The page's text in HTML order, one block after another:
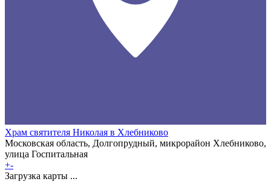
Храм святителя Николая в Хлебниково
Московская область, Долгопрудный, микрорайон Хлебниково,
улица Госпитальная
+-
Загрузка карты ...